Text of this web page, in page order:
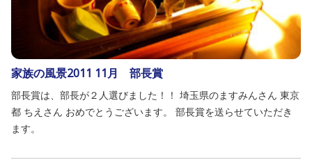
家族の風景2011 11月 部長賞
部長賞は、部長が２人選びました！！ 埼玉県のますみんさん 東京
都 ちえさん おめでとうございます。 部長賞を送らせていただき
ます。